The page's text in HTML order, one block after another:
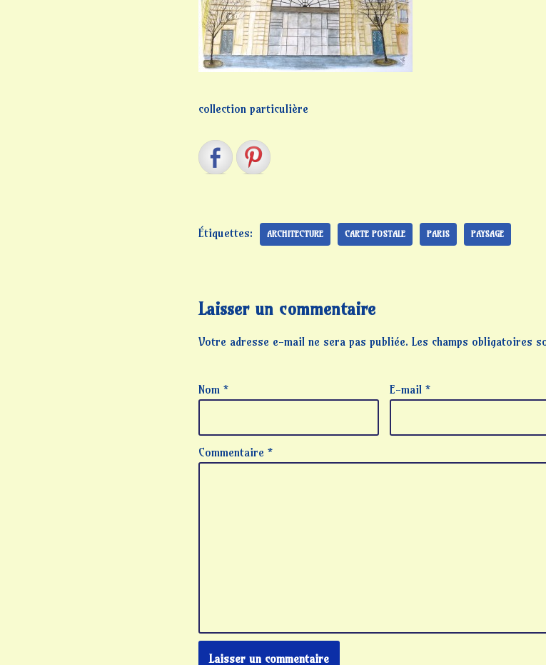
collection particulière
Étiquettes: ARCHITECTURE CARTE POSTALE PARIS PAYSAGE
Laisser un commentaire
Votre adresse e-mail ne sera pas publiée. Les champs obligatoires
Nom * E-mail *
Commentaire *